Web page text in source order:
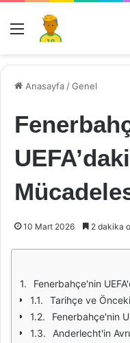
Menü
Anasayfa /Genel
10 Mart 2026 2 dakika
Fenerbahçe'nin
Tarihçe ve
Fenerbahçe'nin
Anderlecht'in